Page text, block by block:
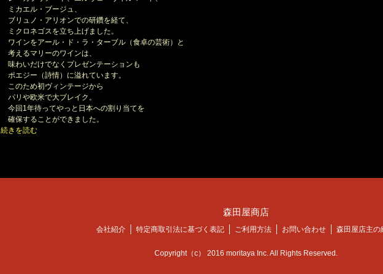
ミカエル・ブージュ、
ブリュノ・アリオンでの研鑽を経て、
ミクロネゴスを立ち上げました。
ワインをアール・ド・ラ・ターブル（食卓の芸術）と
考えるマリーのワインは、
味わいだけでなくプレゼンテーションも
ポエジー（詩情）に溢れています。
このため初ヴィンテージから
パリや欧米で大ブレイク。
今回1年待ってやっと日本への割り当てを
確保することができました。
続きを読む
森田屋商店
会社紹介 特定商取引法に基づく表記 ご利用方法 お問い合わせ 森田屋店主の
Copyright（c） 2016 moritaya Inc. All Rights Reserved.